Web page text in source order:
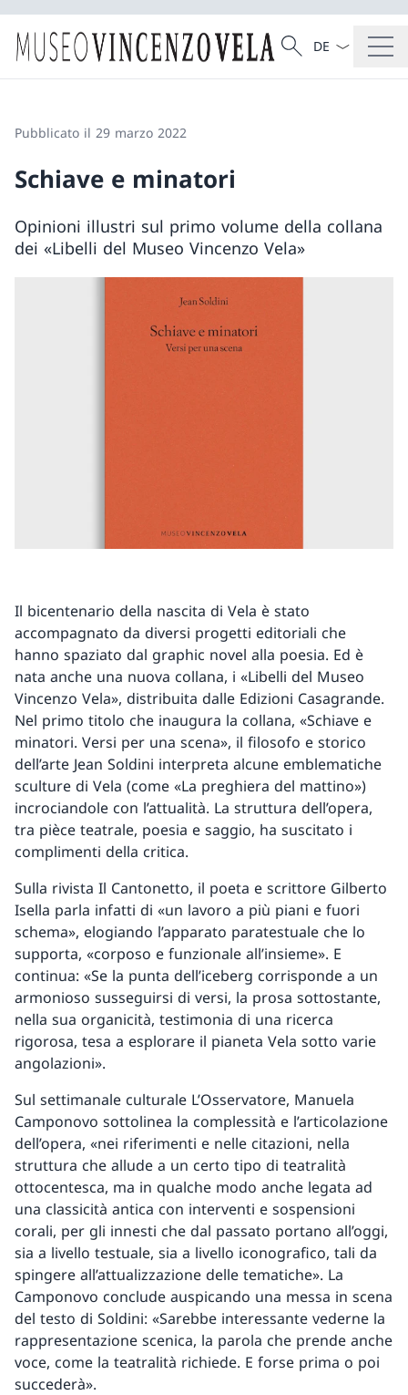
Cercare
Ricerca
Dal menu a
Pubblicato il 29 marzo 2022
Schiave e minatori
Opinioni illustri sul primo volume della collana
dei «Libelli del Museo Vincenzo Vela»
Il bicentenario della nascita di Vela è stato
accompagnato da diversi progetti editoriali che
hanno spaziato dal graphic novel alla poesia. Ed è
nata anche una nuova collana, i «Libelli del Museo
Vincenzo Vela», distribuita dalle Edizioni Casagrande.
Nel primo titolo che inaugura la collana, «Schiave e
minatori. Versi per una scena», il filosofo e storico
dell’arte Jean Soldini interpreta alcune emblematiche
sculture di Vela (come «La preghiera del mattino»)
incrociandole con l’attualità. La struttura dell’opera,
tra pièce teatrale, poesia e saggio, ha suscitato i
complimenti della critica.
Sulla rivista Il Cantonetto, il poeta e scrittore Gilberto
Isella parla infatti di «un lavoro a più piani e fuori
schema», elogiando l’apparato paratestuale che lo
supporta, «corposo e funzionale all’insieme». E
continua: «Se la punta dell’iceberg corrisponde a un
armonioso susseguirsi di versi, la prosa sottostante,
nella sua organicità, testimonia di una ricerca
rigorosa, tesa a esplorare il pianeta Vela sotto varie
angolazioni».
Sul settimanale culturale L’Osservatore, Manuela
Camponovo sottolinea la complessità e l’articolazione
dell’opera, «nei riferimenti e nelle citazioni, nella
struttura che allude a un certo tipo di teatralità
ottocentesca, ma in qualche modo anche legata ad
una classicità antica con interventi e sospensioni
corali, per gli innesti che dal passato portano all’oggi,
sia a livello testuale, sia a livello iconografico, tali da
spingere all’attualizzazione delle tematiche». La
Camponovo conclude auspicando una messa in scena
del testo di Soldini: «Sarebbe interessante vederne la
rappresentazione scenica, la parola che prende anche
voce, come la teatralità richiede. E forse prima o poi
succederà».